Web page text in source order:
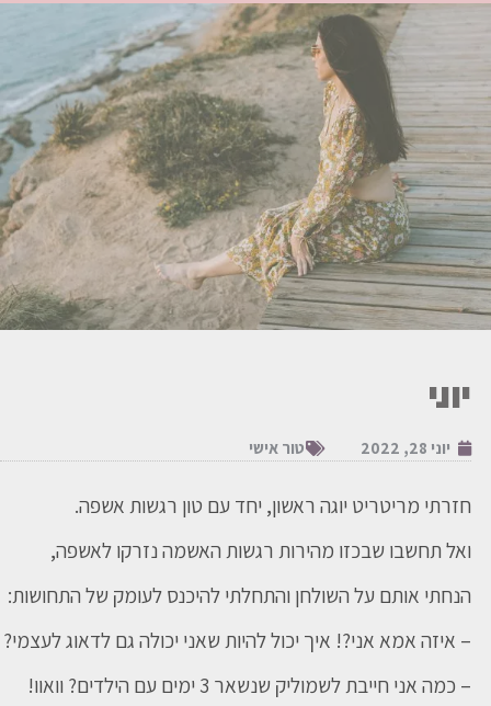
יוני
יוני 28, 2022 טור אישי
חזרתי מריטריט יוגה ראשון, יחד עם טון רגשות אשפה.
ואל תחשבו שבכזו מהירות רגשות האשמה נזרקו לאשפה,
הנחתי אותם על השולחן והתחלתי להיכנס לעומק של התחושות:
– איזה אמא אני?! איך יכול להיות שאני יכולה גם לדאוג לעצמי?
– כמה אני חייבת לשמוליק שנשאר 3 ימים עם הילדים? וואוו!